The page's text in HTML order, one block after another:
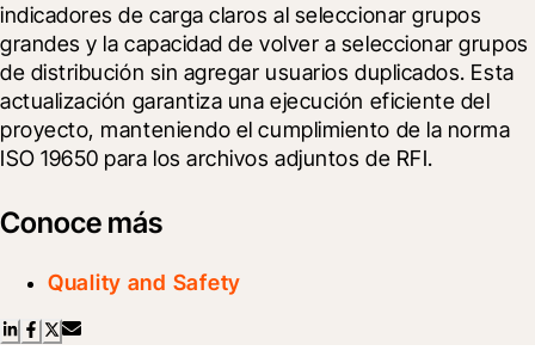
indicadores de carga claros al seleccionar grupos
grandes y la capacidad de volver a seleccionar grupos
de distribución sin agregar usuarios duplicados. Esta
actualización garantiza una ejecución eficiente del
proyecto, manteniendo el cumplimiento de la norma
ISO 19650 para los archivos adjuntos de RFI.
Conoce más
Quality and Safety